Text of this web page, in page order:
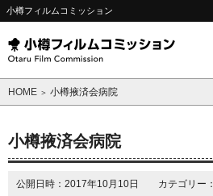
小樽フィルムコミッション
HOME ＞ 小樽掖済会病院
小樽掖済会病院
公開日時：2017年10月10日 カテゴリー：